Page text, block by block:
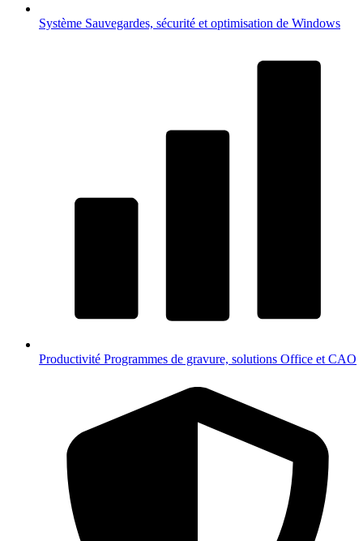
Système Sauvegardes, sécurité et optimisation de Windows
Productivité Programmes de gravure, solutions Office et CAO